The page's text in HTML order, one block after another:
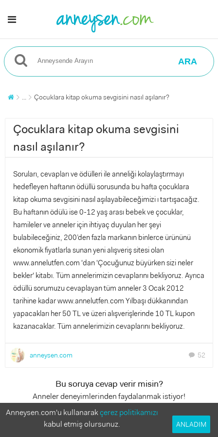
ARA
... Çocuklara kitap okuma sevgisini nasıl aşılanır?
Çocuklara kitap okuma sevgisini
nasıl aşılanır?
Soruları, cevapları ve ödülleri ile anneliği kolaylaştırmayı
hedefleyen haftanın ödüllü sorusunda bu hafta çocuklara
kitap okuma sevgisini nasıl aşılayabileceğimizi ı tartışacağız.
Bu haftanın ödülü ise 0-12 yaş arası bebek ve çocuklar,
hamileler ve anneler için ihtiyaç duyulan her şeyi
bulabileceğiniz, 200’den fazla markanın binlerce ürününü
ekonomik fiyatlarla sunan yeni alışveriş sitesi olan
www.annelutfen.com 'dan 'Çocuğunuz büyürken sizi neler
bekler' kitabı. Tüm annelerimizin cevaplarını bekliyoruz. Ayrıca
ödüllü sorumuzu cevaplayan tüm anneler 3 Ocak 2012
tarihine kadar www.annelutfen.com Yılbaşı dükkanından
yapacakları her 50 TL ve üzeri alışverişlerinde 10 TL kupon
kazanacaklar. Tüm annelerimizin cevaplarını bekliyoruz.
anneysen.com chat 52
Bu soruya cevap verir misin?
Anneler deneyimlerinden faydalanmak istiyor!
50 Cevap
Anneysen.com'u kullanarakçerez politikamızı
kabul etmiş olursunuz.
ANLADIM